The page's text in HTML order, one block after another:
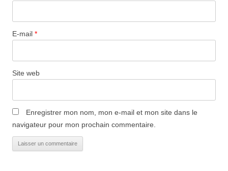
E-mail *
Site web
Enregistrer mon nom, mon e-mail et mon site dans le
navigateur pour mon prochain commentaire.